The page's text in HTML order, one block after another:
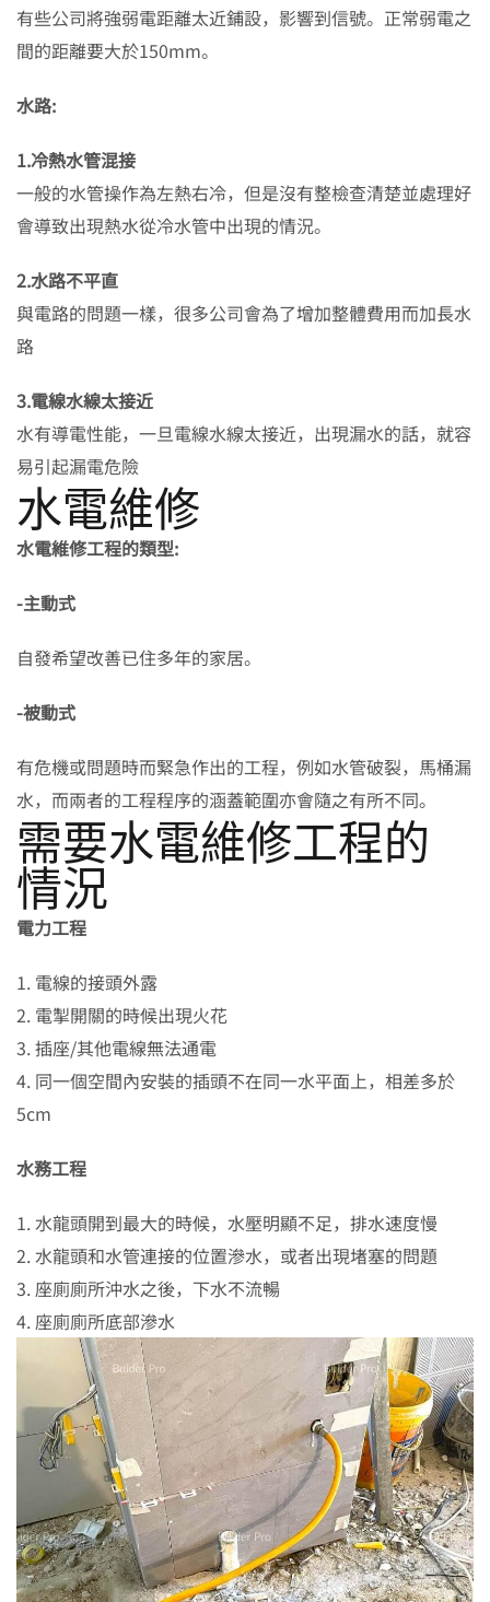
有些公司將強弱電距離太近鋪設，影響到信號。正常弱電之
間的距離要大於150mm。
水路:
1.冷熱水管混接
一般的水管操作為左熱右冷，但是沒有整檢查清楚並處理好
會導致出現熱水從冷水管中出現的情況。
2.水路不平直
與電路的問題一樣，很多公司會為了增加整體費用而加長水
路
3.電線水線太接近
水有導電性能，一旦電線水線太接近，出現漏水的話，就容
易引起漏電危險
水電維修
水電維修工程的類型:
-主動式
自發希望改善已住多年的家居。
-被動式
有危機或問題時而緊急作出的工程，例如水管破裂，馬桶漏
水，而兩者的工程程序的涵蓋範圍亦會隨之有所不同。
需要水電維修工程的
情況
電力工程
1. 電線的接頭外露
2. 電掣開關的時候出現火花
3. 插座/其他電線無法通電
4. 同一個空間內安裝的插頭不在同一水平面上，相差多於
5cm
水務工程
1. 水龍頭開到最大的時候，水壓明顯不足，排水速度慢
2. 水龍頭和水管連接的位置滲水，或者出現堵塞的問題
3. 座廁廁所沖水之後，下水不流暢
4. 座廁廁所底部滲水